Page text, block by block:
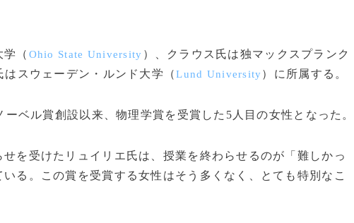
（ Ohio State University ）、クラウス氏は独マックスプランク
はスウェーデン・ルンド大学（Lund University）に所属する。
ベル賞創設以来、物理学賞を受賞した5人目の女性となった。
を受けたリュイリエ氏は、授業を終わらせるのが「難しかっ
る。この賞を受賞する女性はそう多くなく、とても特別なこ